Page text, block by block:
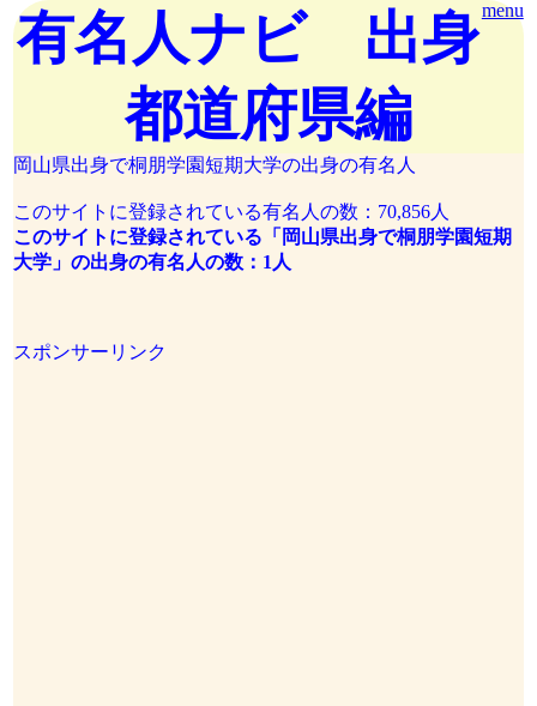
menu
有名人ナビ 出身
都道府県編
岡山県出身で桐朋学園短期大学の出身の有名人
このサイトに登録されている有名人の数：70,856人
このサイトに登録されている「岡山県出身で桐朋学園短期
大学」の出身の有名人の数：1人
スポンサーリンク